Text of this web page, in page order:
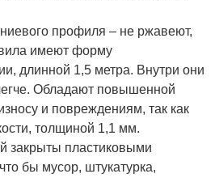
профиля – не ржавеют,
имеют форму
длинной 1,5 метра. Внутри они
Обладают повышенной
и повреждениям, так как
толщиной 1,1 мм.
закрыты пластиковыми
бы мусор, штукатурка,